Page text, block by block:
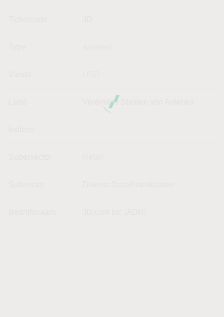
Vereinigte Staaten von Amerika